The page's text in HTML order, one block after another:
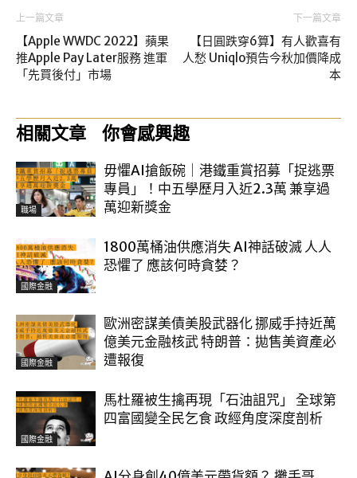
上一篇文章
【Apple WWDC 2022】蘋果
推Apple Pay Later服務 進軍
「先買後付」市場
下一篇文章
【日圓跌穿6算】有人歡喜有
人愁 Uniqlo預告今秋加價降成
本
相關文章 你會感興趣
職場
毋懼AI搶飯碗｜港鐵重賞招募「捉逃票
專員」！中五學歷月入近2.3萬 兼享過
萬迎新獎金
國際金融
1800萬桶油供應消失 AI神話破滅 人人
恐懼了 應該何時貪婪？
國際金融
歐洲密謀美債美股武器化 挪威手持近萬
億美元金融核武 特朗普：拋售美資產必
遭報復
國際金融
馬杜羅被生擒再現「石油詛咒」 全球第
四富國變全民乞食 政經角度深度剖析